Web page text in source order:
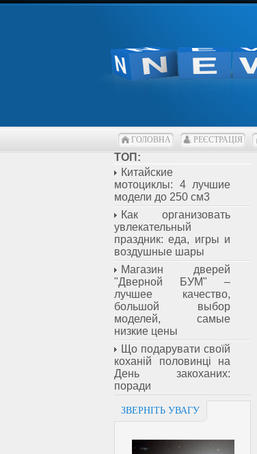
ГОЛОВНА РЕЄСТРАЦІЯ
ТОП:
Китайские
мотоциклы: 4 лучшие
модели до 250 см3
Как организовать
увлекательный
праздник: еда, игры и
воздушные шары
Магазин дверей
"Дверной БУМ" –
лучшее качество,
большой выбор
моделей, самые
низкие цены
Що подарувати своїй
коханій половинці на
День закоханих:
поради
ЗВЕРНІТЬ УВАГУ